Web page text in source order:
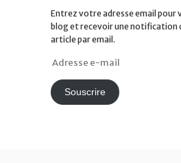
Entrez votre adresse email pour
blog et recevoir une notification
article par email.
Adresse
mailSouscrire